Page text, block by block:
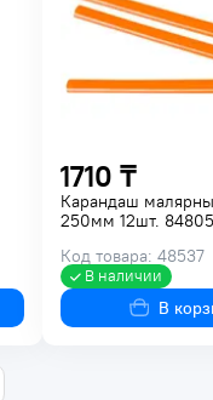
1710 ₸
Карандаш
250мм 12шт.
Код товара: 48537
В наличии
В